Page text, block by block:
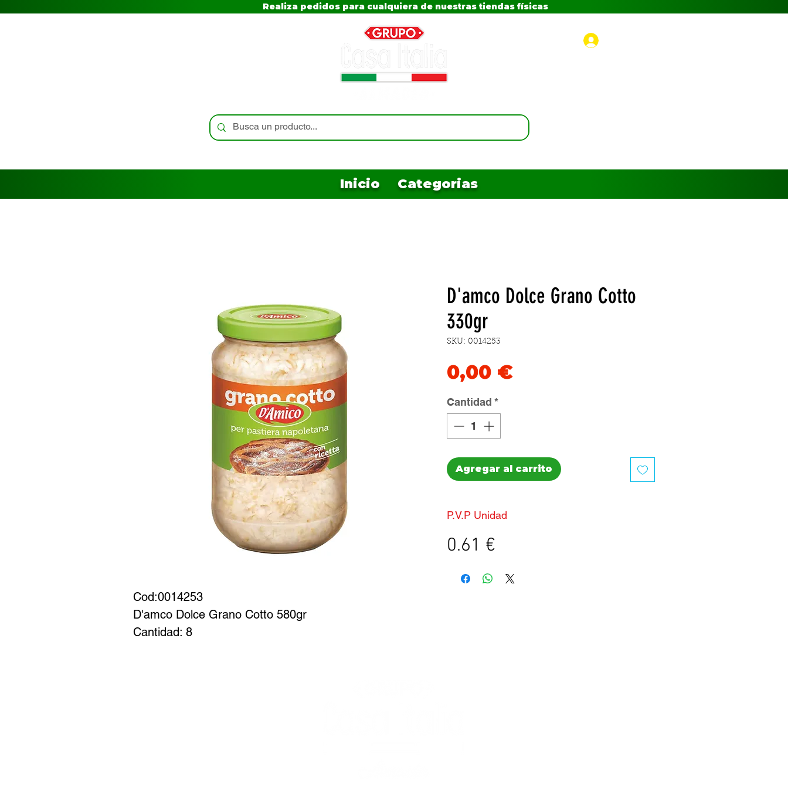
Realiza pedidos para cualquiera de nuestras tiendas físicas
Inicio Categorias
Cod:0014253
D'amco Dolce Grano Cotto 580gr
Cantidad: 8
D'amco Dolce Grano Cotto
330gr
SKU: 0014253
0,00 €Precio
Cantidad *
Agregar al carrito
P.V.P Unidad
0.61 €